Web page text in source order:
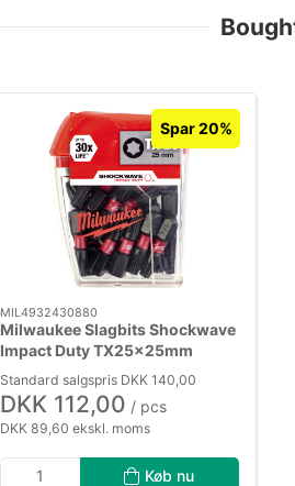
Spar 20%
MIL4932430880
Milwaukee Slagbits Shockwave
Impact Duty TX25×25mm
pk/25
Standard salgspris DKK 140,00
DKK 112,00 / pcs
DKK 89,60 ekskl. moms
Køb nu